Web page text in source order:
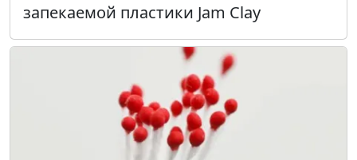
запекаемой пластики Jam Clay